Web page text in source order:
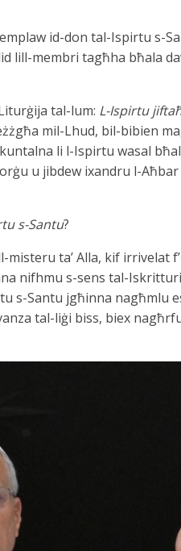
id-don tal-Ispirtu s-
lill-membri tagħha bħala
tal-lum: L-Ispirtu
mil-Lhud, bil-bibien
li l-Ispirtu wasal
u jibdew ixandru l-Aħbar
s-Santu?
ta’ Alla, kif irrivelat
nifhmu s-sens tal-
s-Santu jgħinna nagħmlu
tal-liġi biss, biex